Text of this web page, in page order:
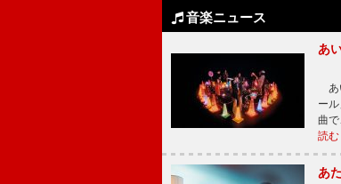
音楽ニュース
あ
あ
ー
曲
読む
あ